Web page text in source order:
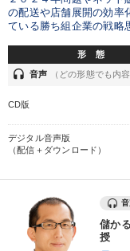
タグ・キーワード
感動講話
プロ経営者 リピー
IT・デジタル活用
の配送や店舗展開の効率
ている勝ち組企業の戦略
形 態
headset 音声 （どの形態でも内
CD版
デジタル音声版
（配信＋ダウンロード）
儲か
授